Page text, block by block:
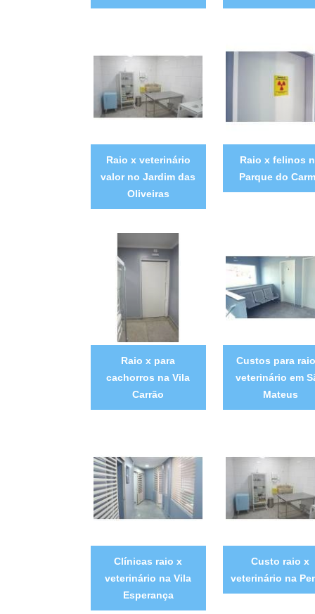
Raio x veterinário
valor no Jardim das
Oliveiras
Raio x felinos
Parque do
Raio x para
cachorros na Vila
Carrão
Custos para
veterinário em
Mateus
Clínicas raio x
veterinário na Vila
Esperança
Custo raio x
veterinário na